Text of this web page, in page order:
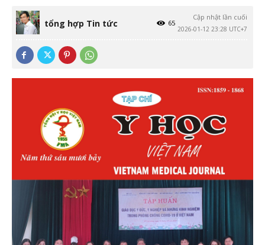
tổng hợp Tin tức
Cập nhật lần cuối
2026-01-12 23:28 UTC+7
65